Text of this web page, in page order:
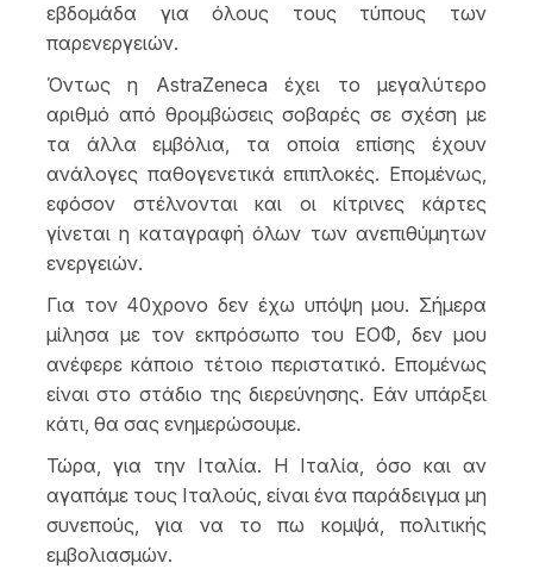
εβδομάδα για όλους τους τύπους των
παρενεργειών.
Όντως η AstraZeneca έχει το μεγαλύτερο
αριθμό από θρομβώσεις σοβαρές σε σχέση με
τα άλλα εμβόλια, τα οποία επίσης έχουν
ανάλογες παθογενετικά επιπλοκές. Επομένως,
εφόσον στέλνονται και οι κίτρινες κάρτες
γίνεται η καταγραφή όλων των ανεπιθύμητων
ενεργειών.
Για τον 40χρονο δεν έχω υπόψη μου. Σήμερα
μίλησα με τον εκπρόσωπο του ΕΟΦ, δεν μου
ανέφερε κάποιο τέτοιο περιστατικό. Επομένως
είναι στο στάδιο της διερεύνησης. Εάν υπάρξει
κάτι, θα σας ενημερώσουμε.
Τώρα, για την Ιταλία. Η Ιταλία, όσο και αν
αγαπάμε τους Ιταλούς, είναι ένα παράδειγμα μη
συνεπούς, για να το πω κομψά, πολιτικής
εμβολιασμών.